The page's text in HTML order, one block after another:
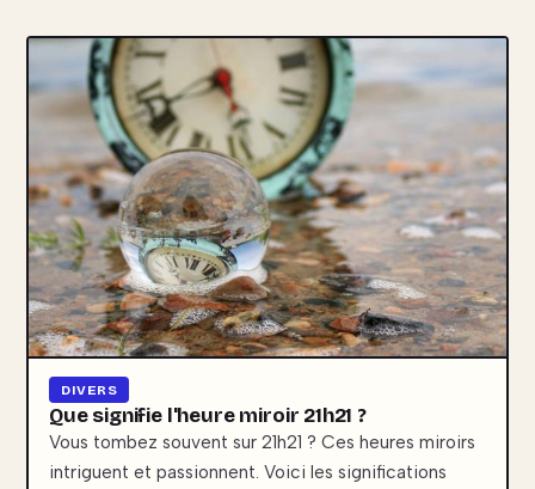
DIVERS
Que signifie l'heure miroir 21h21 ?
Vous tombez souvent sur 21h21 ? Ces heures miroirs
intriguent et passionnent. Voici les significations